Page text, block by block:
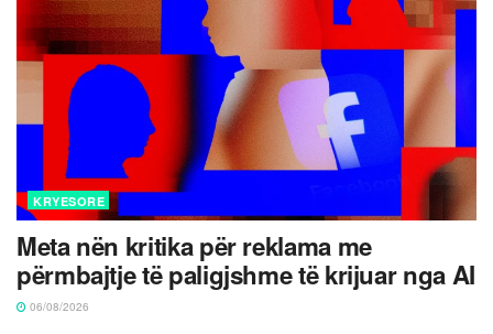
KRYESORE
Meta nën kritika për reklama me
përmbajtje të paligjshme të krijuar nga AI
06/08/2026